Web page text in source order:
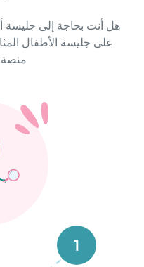
هل أنت بحاجة إلى جليسة
على جليسة الأطفال
منصة Babysits.
1